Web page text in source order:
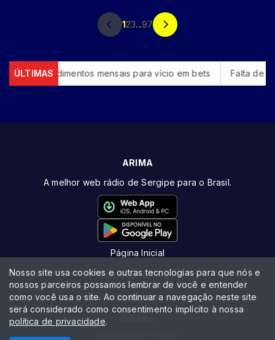
123...97
ÚLTIMASmensais para vício em bets Falta de água pode
ARIMA
A melhor web rádio de Sergipe para o Brasil.
Página Inicial
Recordar é Viver!
Locutores
Nosso site usa cookies e outras tecnologias para que nós e
nossos parceiros possamos lembrar de você e entender
como você usa o site. Ao continuar a navegação neste site
será considerado como consentimento implícito à nossa
política de privacidade.